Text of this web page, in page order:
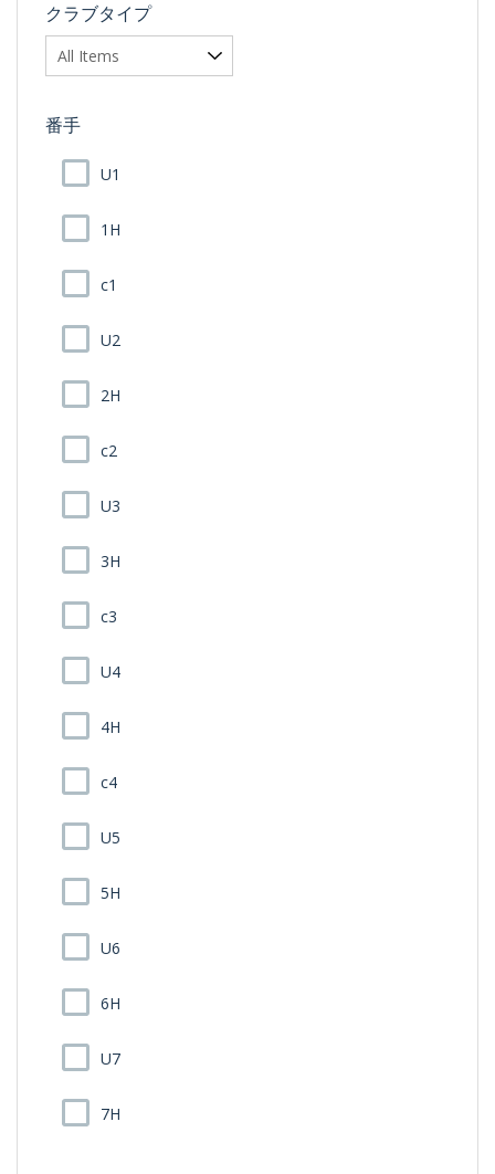
クラブタイプ
番手
U1
1H
c1
U2
2H
c2
U3
3H
c3
U4
4H
c4
U5
5H
U6
6H
U7
7H